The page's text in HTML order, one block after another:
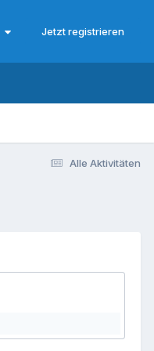
Jetzt registrieren
Alle Aktivitäten